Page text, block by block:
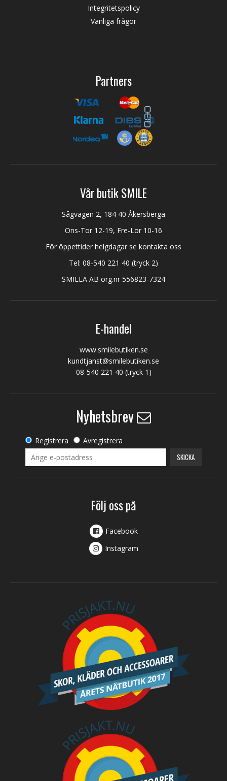
Integritetspolicy
Vanliga frågor
Partners
Vår butik SMILE
Sågvägen 2, 184 40 Åkersberga
Ons-Tor 12-19, Fre-Lör 10-16
För öppettider helgdagar se kontakta oss
Tel: 08-540 221 40 (tryck 2)
SMILEA AB org.nr 556823-7324
E-handel
www.smilebutiken.se
kundtjanst@smilebutiken.se
08-540 221 40 (tryck 1)
Nyhetsbrev
Registrera Avregistrera
SKICKA
Följ oss på
Facebook
Instagram